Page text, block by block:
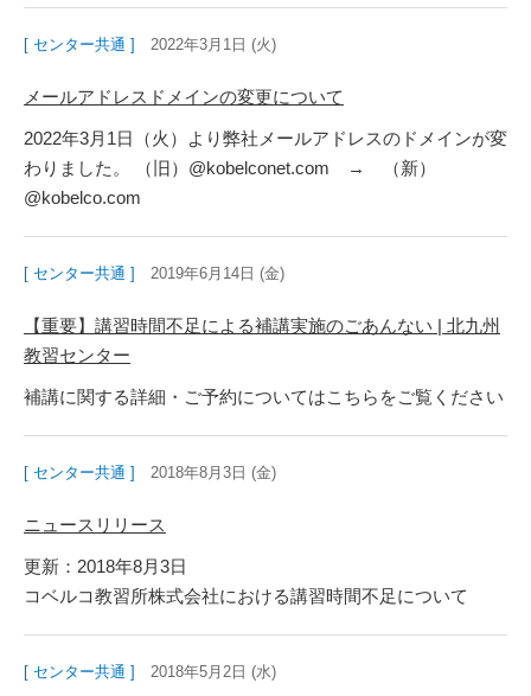
[ センター共通 ] 2022年3月1日 (火)
メールアドレスドメインの変更について
2022年3月1日（火）より弊社メールアドレスのドメインが変
わりました。 （旧）@kobelconet.com → （新）
@kobelco.com
[ センター共通 ] 2019年6月14日 (金)
【重要】講習時間不足による補講実施のごあんない | 北九州
教習センター
補講に関する詳細・ご予約についてはこちらをご覧ください
[ センター共通 ] 2018年8月3日 (金)
ニュースリリース
更新：2018年8月3日
コベルコ教習所株式会社における講習時間不足について
[ センター共通 ] 2018年5月2日 (水)